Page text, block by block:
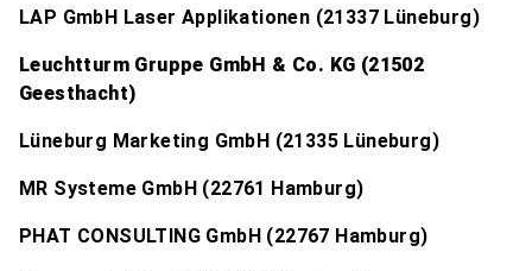
LAP GmbH Laser Applikationen (21337 Lüneburg)
Leuchtturm Gruppe GmbH & Co. KG (21502
Geesthacht)
Lüneburg Marketing GmbH (21335 Lüneburg)
MR Systeme GmbH (22761 Hamburg)
PHAT CONSULTING GmbH (22767 Hamburg)